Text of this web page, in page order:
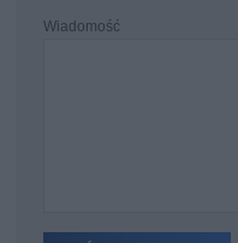
Wiadomość